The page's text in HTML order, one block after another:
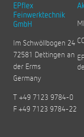
EPflex
Feinwerktechnik
GmbH
Im Schwöllbogen 24
72581 Dettingen an
der Erms
Germany
T +49 7123 9784-0
F +49 7123 9784-22